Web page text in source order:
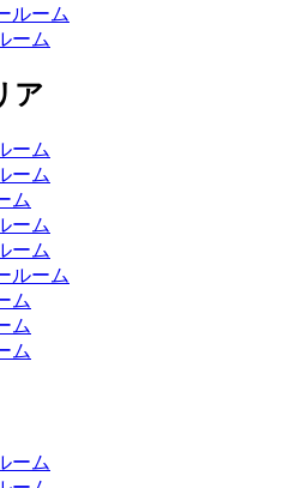
ルーム
ーム
ア
ーム
ーム
ム
ーム
ーム
ルーム
ム
ム
ム
ーム